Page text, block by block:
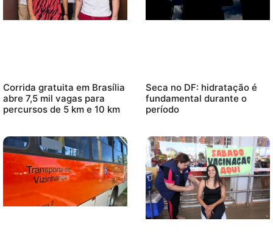
Corrida gratuita em Brasília
abre 7,5 mil vagas para
percursos de 5 km e 10 km
Seca no DF: hidratação é
fundamental durante o
período